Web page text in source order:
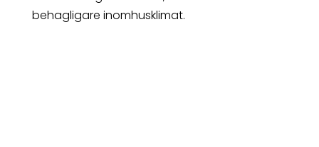
behagligare inomhusklimat.